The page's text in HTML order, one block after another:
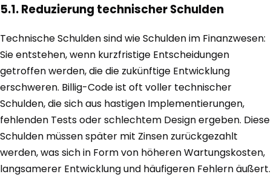
5.1. Reduzierung technischer Schulden
Technische Schulden sind wie Schulden im Finanzwesen:
Sie entstehen, wenn kurzfristige Entscheidungen
getroffen werden, die die zukünftige Entwicklung
erschweren. Billig-Code ist oft voller technischer
Schulden, die sich aus hastigen Implementierungen,
fehlenden Tests oder schlechtem Design ergeben. Diese
Schulden müssen später mit Zinsen zurückgezahlt
werden, was sich in Form von höheren Wartungskosten,
langsamerer Entwicklung und häufigeren Fehlern äußert.